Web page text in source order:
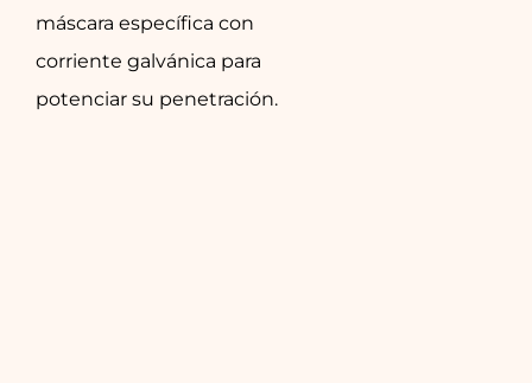
máscara específica con
corriente galvánica para
potenciar su penetración.